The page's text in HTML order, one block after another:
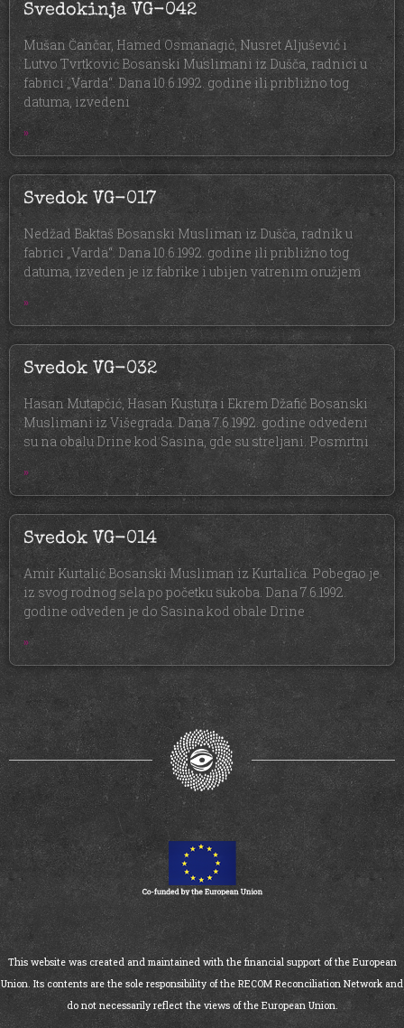
Svedokinja VG-042
Mušan Čančar, Hamed Osmanagić, Nusret Aljušević i
Lutvo Tvrtković Bosanski Muslimani iz Dušča, radnici u
fabrici „Varda“. Dana 10.6.1992. godine ili približno tog
datuma, izvedeni
»
Svedok VG-017
Nedžad Baktaš Bosanski Musliman iz Dušča, radnik u
fabrici „Varda“. Dana 10.6.1992. godine ili približno tog
datuma, izveden je iz fabrike i ubijen vatrenim oružjem
»
Svedok VG-032
Hasan Mutapčić, Hasan Kustura i Ekrem Džafić Bosanski
Muslimani iz Višegrada. Dana 7.6.1992. godine odvedeni
su na obalu Drine kod Sasina, gde su streljani. Posmrtni
»
Svedok VG-014
Amir Kurtalić Bosanski Musliman iz Kurtalića. Pobegao je
iz svog rodnog sela po početku sukoba. Dana 7.6.1992.
godine odveden je do Sasina kod obale Drine
»
This website was created and maintained with the financial support of the European
Union. Its contents are the sole responsibility of the RECOM Reconciliation Network and
do not necessarily reflect the views of the European Union.